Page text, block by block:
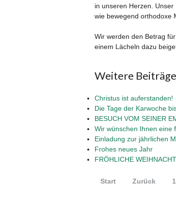
in unseren Herzen.
wie bewegend orthodoxe
Wir werden den Betrag
einem Lächeln dazu
Weitere Beiträge
Christus ist auferstanden!
Die Tage der Karwoche
BESUCH VOM SEINER
Wir wünschen Ihnen eine
Einladung zur jährlichen
Frohes neues Jahr
FRÖHLICHE
Start Zurück